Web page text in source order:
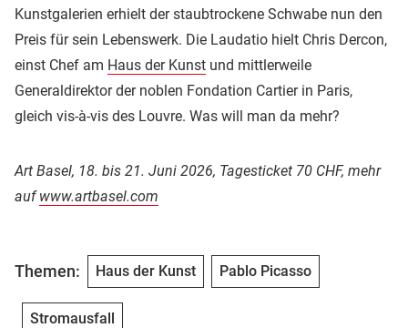
Kunstgalerien erhielt der staubtrockene Schwabe nun den
Preis für sein Lebenswerk. Die Laudatio hielt Chris Dercon,
einst Chef am Haus der Kunst und mittlerweile
Generaldirektor der noblen Fondation Cartier in Paris,
gleich vis-à-vis des Louvre. Was will man da mehr?
Art Basel, 18. bis 21. Juni 2026, Tagesticket 70 CHF, mehr
aufwww.artbasel.com
Themen: Haus der Kunst Pablo Picasso
Stromausfall